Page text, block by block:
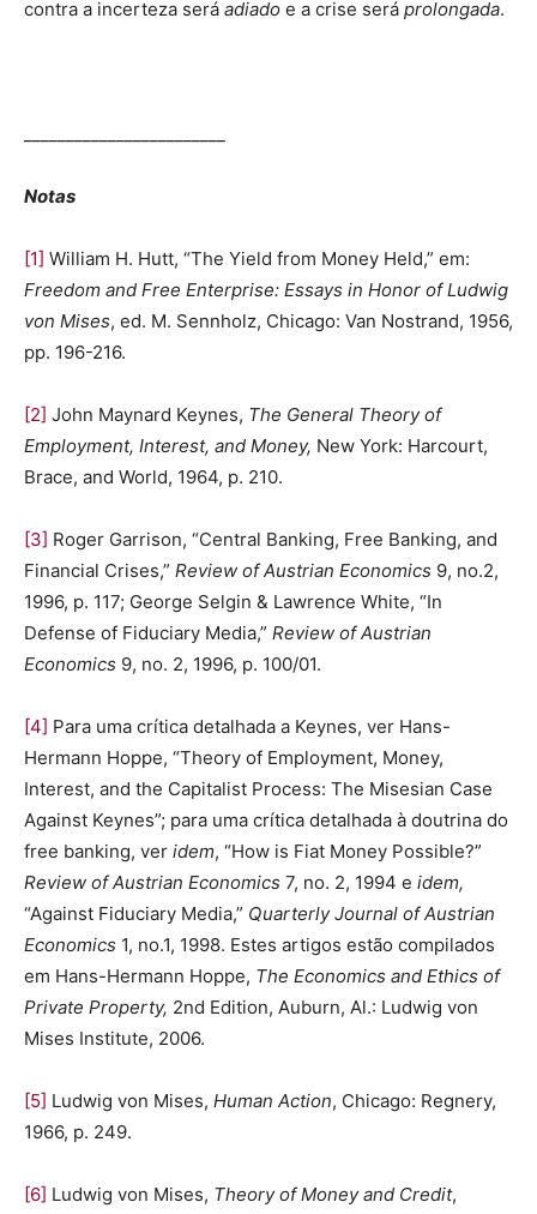
contra a incerteza será adiado e a crise será prolongada.
Notas
[1] William H. Hutt, “The Yield from Money Held,” em:
Freedom and Free Enterprise: Essays in Honor of Ludwig
von Mises, ed. M. Sennholz, Chicago: Van Nostrand, 1956,
pp. 196-216.
[2] John Maynard Keynes, The General Theory of
Employment, Interest, and Money, New York: Harcourt,
Brace, and World, 1964, p. 210.
[3] Roger Garrison, “Central Banking, Free Banking, and
Financial Crises,” Review of Austrian Economics 9, no.2,
1996, p. 117; George Selgin & Lawrence White, “In
Defense of Fiduciary Media,” Review of Austrian
Economics 9, no. 2, 1996, p. 100/01.
[4] Para uma crítica detalhada a Keynes, ver Hans-
Hermann Hoppe, “Theory of Employment, Money,
Interest, and the Capitalist Process: The Misesian Case
Against Keynes”; para uma crítica detalhada à doutrina do
free banking, ver idem, “How is Fiat Money Possible?”
Review of Austrian Economics 7, no. 2, 1994 e idem,
“Against Fiduciary Media,” Quarterly Journal of Austrian
Economics 1, no.1, 1998. Estes artigos estão compilados
em Hans-Hermann Hoppe, The Economics and Ethics of
Private Property, 2nd Edition, Auburn, Al.: Ludwig von
Mises Institute, 2006.
[5] Ludwig von Mises, Human Action, Chicago: Regnery,
1966, p. 249.
[6] Ludwig von Mises, Theory of Money and Credit,